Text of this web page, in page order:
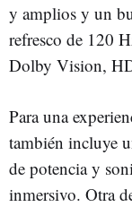
y amplios y un
refresco de 120
Dolby Vision,
Para una
también incluye
de potencia y
inmersivo. Otra